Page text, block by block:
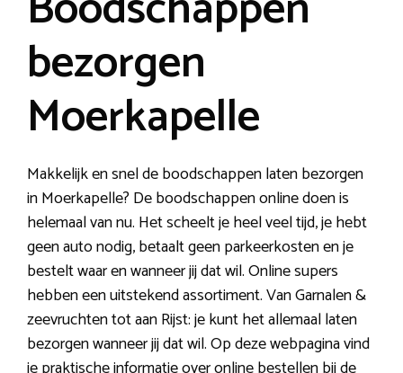
bezorgen
Moerkapelle
Makkelijk en snel de boodschappen laten bezorgen
in Moerkapelle? De boodschappen online doen is
helemaal van nu. Het scheelt je heel veel tijd, je hebt
geen auto nodig, betaalt geen parkeerkosten en je
bestelt waar en wanneer jij dat wil. Online supers
hebben een uitstekend assortiment. Van Garnalen &
zeevruchten tot aan Rijst: je kunt het allemaal laten
bezorgen wanneer jij dat wil. Op deze webpagina vind